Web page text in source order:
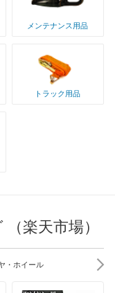
メンテナンス用品
トラック用品
楽天市場）
・ホイール